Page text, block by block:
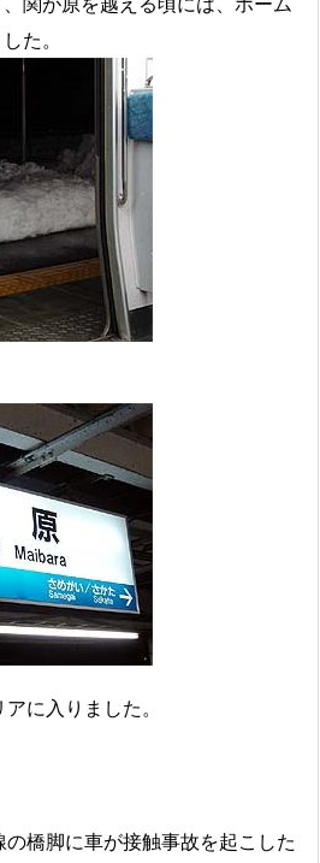
た。
に入りました。
橋脚に車が接触事故を起こした